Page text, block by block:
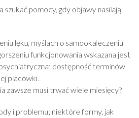
szukać pomocy, gdy objawy nasilają
lęku, myślach o samookaleczeniu
funkcjonowania wskazana jest
dostępność terminów
placówki.
zawsze musi trwać wiele miesięcy?
i problemu; niektóre formy, jak